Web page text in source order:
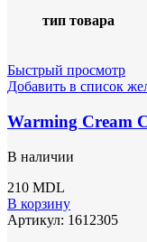
тип товара
Быстрый просмотр
Добавить в список
Warming Cream
В наличии
210 MDL
В корзину
Артикул: 1612305